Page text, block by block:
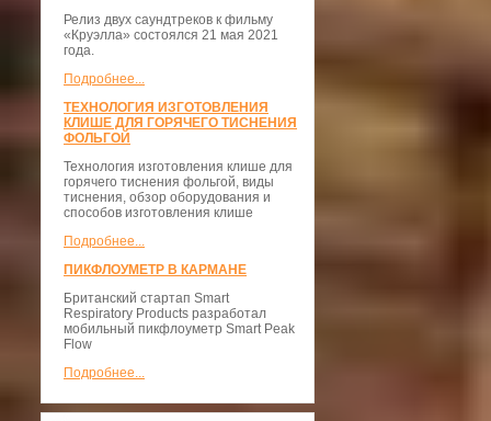
Релиз двух саундтреков к фильму
«Круэлла» состоялся 21 мая 2021
года.
Подробнее...
ТЕХНОЛОГИЯ ИЗГОТОВЛЕНИЯ
КЛИШЕ ДЛЯ ГОРЯЧЕГО ТИСНЕНИЯ
ФОЛЬГОЙ
Технология изготовления клише для
горячего тиснения фольгой, виды
тиснения, обзор оборудования и
способов изготовления клише
Подробнее...
ПИКФЛОУМЕТР В КАРМАНЕ
Британский стартап Smart
Respiratory Products разработал
мобильный пикфлоуметр Smart Peak
Flow
Подробнее...